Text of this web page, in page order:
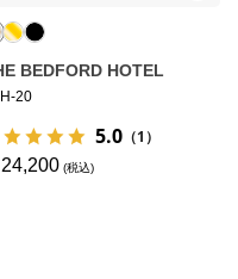
BEDFORD HOTEL
20
5.0 （1）
24,200